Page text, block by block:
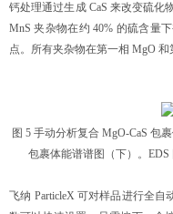
钙处理通过生成 CaS 来改变硫化
MnS 夹杂物在约 40% 的硫含量
点。所有夹杂物在第一相 MgO 和
图 5 手动分析复合 MgO-CaS 包
包裹体能谱谱图（下）。EDS
飞纳 ParticleX 可对样品进行全